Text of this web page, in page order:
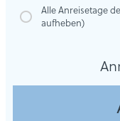
Alle Anreisetage
aufheben)